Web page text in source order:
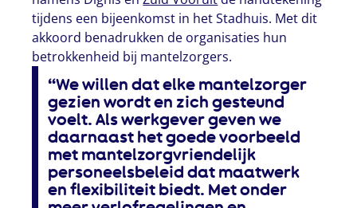
tijdens een bijeenkomst in het Stadhuis. Met dit
akkoord benadrukken de organisaties hun
betrokkenheid bij mantelzorgers.
“We willen dat elke mantelzorger
gezien wordt en zich gesteund
voelt. Als werkgever geven we
daarnaast het goede voorbeeld
met mantelzorgvriendelijk
personeelsbeleid dat maatwerk
en flexibiliteit biedt. Met onder